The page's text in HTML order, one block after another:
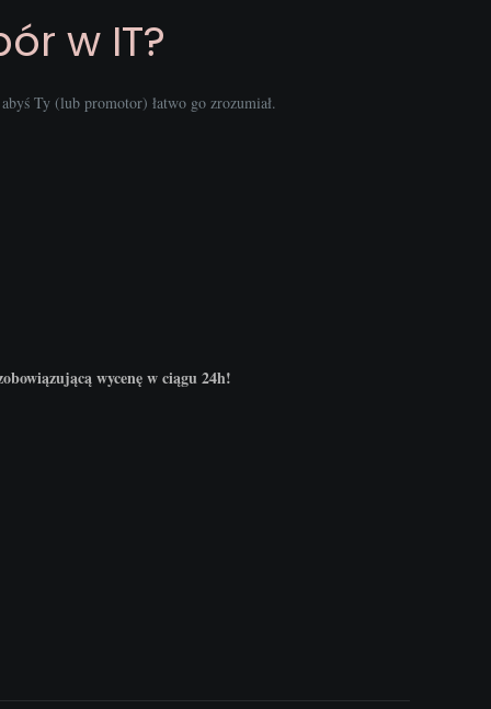
w IT?
Ty (lub promotor) łatwo go zrozumiał.
wycenę w ciągu 24h!